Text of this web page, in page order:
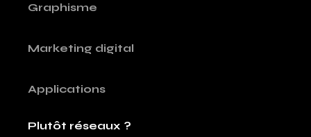
Graphisme
Marketing digital
Applications
Plutôt réseaux ?